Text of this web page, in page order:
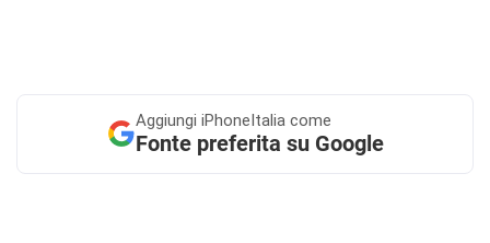
Aggiungi iPhoneItalia come
Fonte preferita su Google